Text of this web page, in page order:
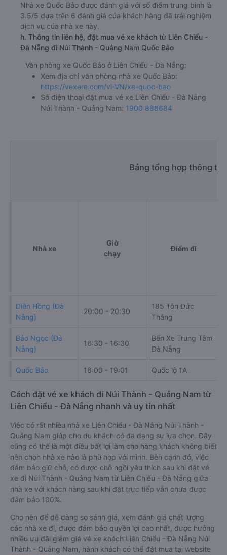
Nhà xe Quốc Bảo được đánh giá với số điểm trung bình là
3.5/5 dựa trên 6 đánh giá của khách hàng đã trải nghiệm
dịch vụ của nhà xe này.
h. Thông tin liên hệ, đặt mua vé xe khách từ Liên Chiểu -
Đà Nẵng đi Núi Thành - Quảng Nam Quốc Bảo
Văn phòng xe Quốc Bảo ở Liên Chiểu - Đà Nẵng:
Xem địa chỉ văn phòng nhà xe Quốc Bảo:
https://vexere.com/vi-VN/xe-quoc-bao
Số điện thoại đặt mua vé xe Liên Chiểu - Đà Nẵng
Núi Thành - Quảng Nam: 1900 888684
Bảng tổng hợp thông
Nhà xe
Giờ
chạy
Điểm đi
Diên Hồng (Đà
Nẵng)
20:00 - 20:30
185 Tôn Đức
Thắng
Bảo Ngọc (Đà
Nẵng)
16:30 - 16:30
Bến Xe Trung Tâm
Đà Nẵng
Quốc Bảo 16:00 - 19:01 Quốc lộ 1A
Cách đặt vé xe khách đi Núi Thành - Quảng Nam từ
Liên Chiểu - Đà Nẵng nhanh và uy tín nhất
Việc có rất nhiều nhà xe Liên Chiểu - Đà Nẵng Núi Thành -
Quảng Nam giúp cho du khách có đa dạng sự lựa chọn. Đây
cũng có thể là một điều bất lợi làm cho hàng khách không biết
nên chọn nhà xe nào là phù hợp với mình. Bên cạnh đó, việc
đảm bảo giữ chỗ, có được chỗ ngồi yêu thích sau khi đặt vé
xe đi Núi Thành - Quảng Nam từ Liên Chiểu - Đà Nẵng giữa
nhà xe với khách hàng sau khi đặt trực tiếp vẫn chưa được
đảm bảo 100%.
Cho nên để dễ dàng so sánh giá, xem đánh giá chất lượng
các nhà xe đi, được đảm bảo quyền lợi cao nhất, được hưởng
nhiều ưu đãi giảm giá vé xe khách Liên Chiểu - Đà Nẵng Núi
Thành - Quảng Nam, hành khách có thể đặt mua tại website